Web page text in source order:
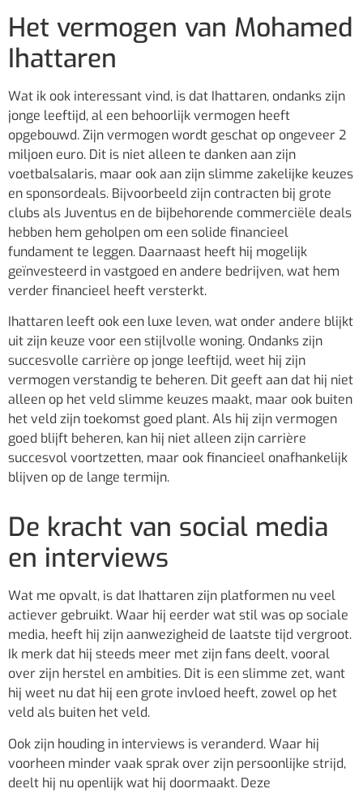
Het vermogen van Mohamed
Ihattaren
Wat ik ook interessant vind, is dat Ihattaren, ondanks zijn
jonge leeftijd, al een behoorlijk vermogen heeft
opgebouwd. Zijn vermogen wordt geschat op ongeveer 2
miljoen euro. Dit is niet alleen te danken aan zijn
voetbalsalaris, maar ook aan zijn slimme zakelijke keuzes
en sponsordeals. Bijvoorbeeld zijn contracten bij grote
clubs als Juventus en de bijbehorende commerciële deals
hebben hem geholpen om een solide financieel
fundament te leggen. Daarnaast heeft hij mogelijk
geïnvesteerd in vastgoed en andere bedrijven, wat hem
verder financieel heeft versterkt.
Ihattaren leeft ook een luxe leven, wat onder andere blijkt
uit zijn keuze voor een stijlvolle woning. Ondanks zijn
succesvolle carrière op jonge leeftijd, weet hij zijn
vermogen verstandig te beheren. Dit geeft aan dat hij niet
alleen op het veld slimme keuzes maakt, maar ook buiten
het veld zijn toekomst goed plant. Als hij zijn vermogen
goed blijft beheren, kan hij niet alleen zijn carrière
succesvol voortzetten, maar ook financieel onafhankelijk
blijven op de lange termijn.
De kracht van social media
en interviews
Wat me opvalt, is dat Ihattaren zijn platformen nu veel
actiever gebruikt. Waar hij eerder wat stil was op sociale
media, heeft hij zijn aanwezigheid de laatste tijd vergroot.
Ik merk dat hij steeds meer met zijn fans deelt, vooral
over zijn herstel en ambities. Dit is een slimme zet, want
hij weet nu dat hij een grote invloed heeft, zowel op het
veld als buiten het veld.
Ook zijn houding in interviews is veranderd. Waar hij
voorheen minder vaak sprak over zijn persoonlijke strijd,
deelt hij nu openlijk wat hij doormaakt. Deze